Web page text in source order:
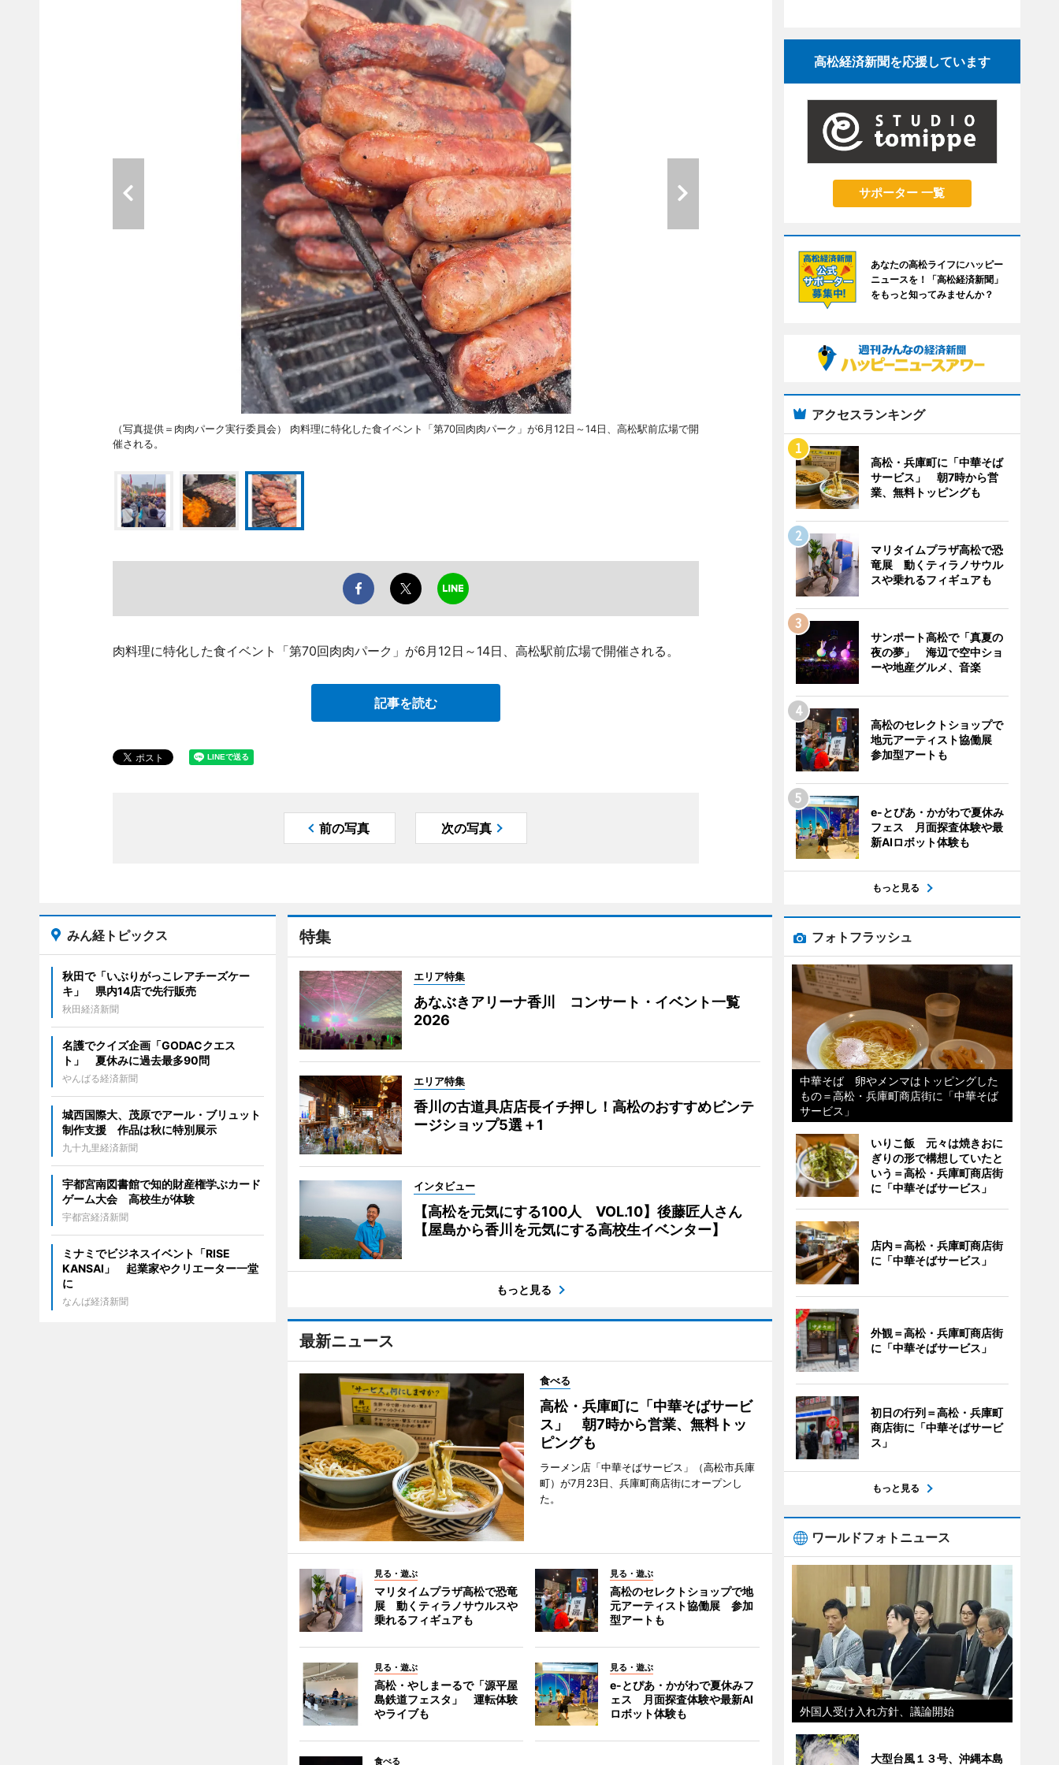
（写真提供＝肉肉パーク実行委員会） 肉料理に特化した食イベント「第70回肉肉パーク」が6月12日～14日、高松駅前広場で開
催される。
肉料理に特化した食イベント「第70回肉肉パーク」が6月12日～14日、高松駅前広場で開催される。
記事を読む
前の写真 次の写真
特集
エリア特集
あなぶきアリーナ香川 コンサート・イベント一覧
2026
エリア特集
香川の古道具店店長イチ押し！高松のおすすめビンテ
ージショップ5選＋1
インタビュー
【高松を元気にする100人 VOL.10】後藤匠人さん
【屋島から香川を元気にする高校生イベンター】
もっと見る
最新ニュース
食べる
高松・兵庫町に「中華そばサービ
ス」 朝7時から営業、無料トッ
ピングも
ラーメン店「中華そばサービス」（高松市兵庫
町）が7月23日、兵庫町商店街にオープンし
た。
見る・遊ぶ
マリタイムプラザ高松で恐竜
展 動くティラノサウルスや
乗れるフィギュアも
見る・遊ぶ
高松のセレクトショップで地
元アーティスト協働展 参加
型アートも
見る・遊ぶ
高松・やしまーるで「源平屋
島鉄道フェスタ」 運転体験
やライブも
見る・遊ぶ
e-とぴあ・かがわで夏休みフ
ェス 月面探査体験や最新AI
ロボット体験も
食べる
みん経トピックス
秋田で「いぶりがっこレアチーズケー
キ」 県内14店で先行販売
秋田経済新聞
名護でクイズ企画「GODACクエス
ト」 夏休みに過去最多90問
やんばる経済新聞
城西国際大、茂原でアール・ブリュット
制作支援 作品は秋に特別展示
九十九里経済新聞
宇都宮南図書館で知的財産権学ぶカード
ゲーム大会 高校生が体験
宇都宮経済新聞
ミナミでビジネスイベント「RISE
KANSAI」 起業家やクリエーター一堂
に
なんば経済新聞
高松経済新聞を応援しています
サポーター 一覧
あなたの高松ライフにハッピー
ニュースを！「高松経済新聞」
をもっと知ってみませんか？
アクセスランキング
高松・兵庫町に「中華そば
サービス」 朝7時から営
業、無料トッピングも
マリタイムプラザ高松で恐
竜展 動くティラノサウル
スや乗れるフィギュアも
サンポート高松で「真夏の
夜の夢」 海辺で空中ショ
ーや地産グルメ、音楽
高松のセレクトショップで
地元アーティスト協働展
参加型アートも
e-とぴあ・かがわで夏休み
フェス 月面探査体験や最
新AIロボット体験も
もっと見る
フォトフラッシュ
中華そば 卵やメンマはトッピングした
もの＝高松・兵庫町商店街に「中華そば
サービス」
いりこ飯 元々は焼きおに
ぎりの形で構想していたと
いう＝高松・兵庫町商店街
に「中華そばサービス」
店内＝高松・兵庫町商店街
に「中華そばサービス」
外観＝高松・兵庫町商店街
に「中華そばサービス」
初日の行列＝高松・兵庫町
商店街に「中華そばサービ
ス」
もっと見る
ワールドフォトニュース
外国人受け入れ方針、議論開始
大型台風１３号、沖縄本島